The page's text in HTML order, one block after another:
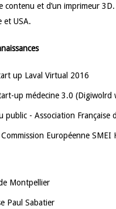
contenu et d’un imprimeur
et USA.
up Laval Virtual 2016
up médecine 3.0 (Digiwolrd
public - Association Française
Commission Européenne SMEI
Montpellier
Paul Sabatier